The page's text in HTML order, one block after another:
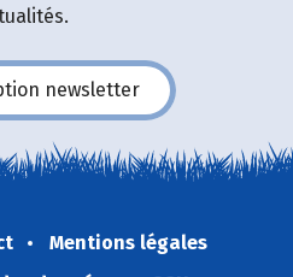
newsletter
Mentions légales